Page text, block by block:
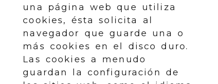
una página web que utiliza
cookies, ésta solicita al
navegador que guarde una o
más cookies en el disco duro.
Las cookies a menudo
guardan la configuración de